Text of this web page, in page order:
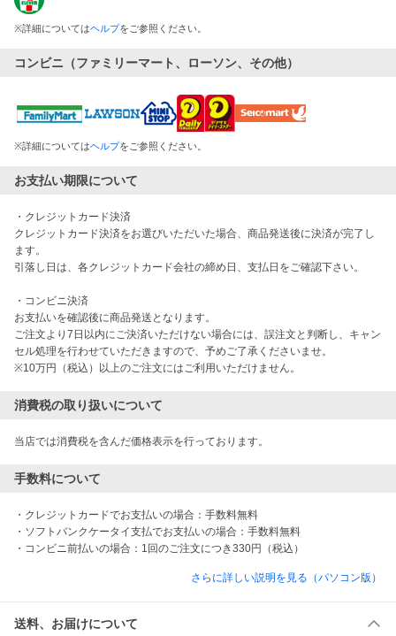
※詳細についてはヘルプをご参照ください。
コンビニ（ファミリーマート、ローソン、その他）
※詳細についてはヘルプをご参照ください。
お支払い期限について
・クレジットカード決済
クレジットカード決済をお選びいただいた場合、商品発送後に決済が完了し
ます。
引落し日は、各クレジットカード会社の締め日、支払日をご確認下さい。
・コンビニ決済
お支払いを確認後に商品発送となります。
ご注文より7日以内にご決済いただけない場合には、誤注文と判断し、キャン
セル処理を行わせていただきますので、予めご了承くださいませ。
※10万円（税込）以上のご注文にはご利用いただけません。
消費税の取り扱いについて
当店では消費税を含んだ価格表示を行っております。
手数料について
・クレジットカードでお支払いの場合：手数料無料
・ソフトバンクケータイ支払でお支払いの場合：手数料無料
さらに詳しい説明を見る（パソコン版）
送料、お届けについて